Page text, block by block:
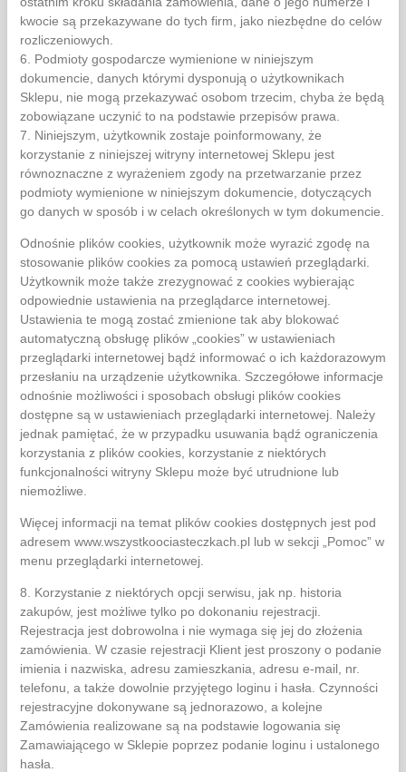
kwocie są przekazywane do tych firm, jako niezbędne do celów
rozliczeniowych.
6. Podmioty gospodarcze wymienione w niniejszym
dokumencie, danych którymi dysponują o użytkownikach
Sklepu, nie mogą przekazywać osobom trzecim, chyba że będą
zobowiązane uczynić to na podstawie przepisów prawa.
7. Niniejszym, użytkownik zostaje poinformowany, że
korzystanie z niniejszej witryny internetowej Sklepu jest
równoznaczne z wyrażeniem zgody na przetwarzanie przez
podmioty wymienione w niniejszym dokumencie, dotyczących
go danych w sposób i w celach określonych w tym dokumencie.
Odnośnie plików cookies, użytkownik może wyrazić zgodę na
stosowanie plików cookies za pomocą ustawień przeglądarki.
Użytkownik może także zrezygnować z cookies wybierając
odpowiednie ustawienia na przeglądarce internetowej.
Ustawienia te mogą zostać zmienione tak aby blokować
automatyczną obsługę plików „cookies” w ustawieniach
przeglądarki internetowej bądź informować o ich każdorazowym
przesłaniu na urządzenie użytkownika. Szczegółowe informacje
odnośnie możliwości i sposobach obsługi plików cookies
dostępne są w ustawieniach przeglądarki internetowej. Należy
jednak pamiętać, że w przypadku usuwania bądź ograniczenia
korzystania z plików cookies, korzystanie z niektórych
funkcjonalności witryny Sklepu może być utrudnione lub
niemożliwe.
Więcej informacji na temat plików cookies dostępnych jest pod
adresem www.wszystkoociasteczkach.pl lub w sekcji „Pomoc” w
menu przeglądarki internetowej.
8. Korzystanie z niektórych opcji serwisu, jak np. historia
zakupów, jest możliwe tylko po dokonaniu rejestracji.
Rejestracja jest dobrowolna i nie wymaga się jej do złożenia
zamówienia. W czasie rejestracji Klient jest proszony o podanie
imienia i nazwiska, adresu zamieszkania, adresu e-mail, nr.
telefonu, a także dowolnie przyjętego loginu i hasła. Czynności
rejestracyjne dokonywane są jednorazowo, a kolejne
Zamówienia realizowane są na podstawie logowania się
Zamawiającego w Sklepie poprzez podanie loginu i ustalonego
hasła.